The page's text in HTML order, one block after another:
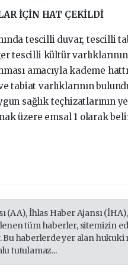
İÇİN HAT ÇEKİLDİ
tescilli duvar, tescilli
tescilli kültür
amacıyla kademe
tabiat varlıklarının
sağlık teçhizatlarının
üzere emsal 1 olarak
(AA), İhlas Haber Ajansı
tüm haberler, sitemizin
Bu haberlerde yer alan
tutulamaz...